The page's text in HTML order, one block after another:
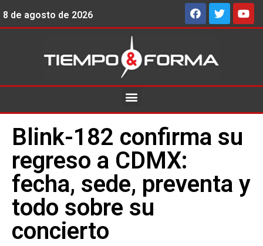
8 de agosto de 2026
Blink-182 confirma su
regreso a CDMX:
fecha, sede, preventa y
todo sobre su
concierto